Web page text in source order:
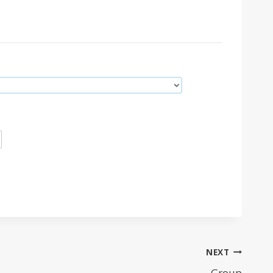
NEXT